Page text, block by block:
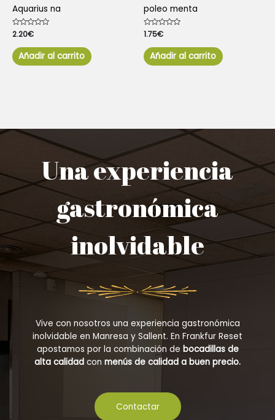
Aquarius na
Valorado
con
de
5
2.20€
Añadir al carrito
poleo menta
Valorado
con
de
5
1.75€
Añadir al carrito
Una experiencia
gastronómica
inolvidable
Vive con nosotros una experiencia gastronómica
inolvidable en Manresa y Sallent. En Frankfur Reset
apostamos por la combinación de bocadillas de
alta calidad con menús de calidad a buen precio.
Contactar